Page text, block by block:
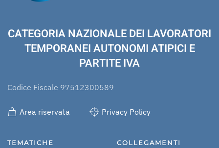
CATEGORIA NAZIONALE DEI LAVORATORI
TEMPORANEI AUTONOMI ATIPICI E
PARTITE IVA
Codice Fiscale 97512300589
Area riservata Privacy Policy
TEMATICHE COLLEGAMENTI